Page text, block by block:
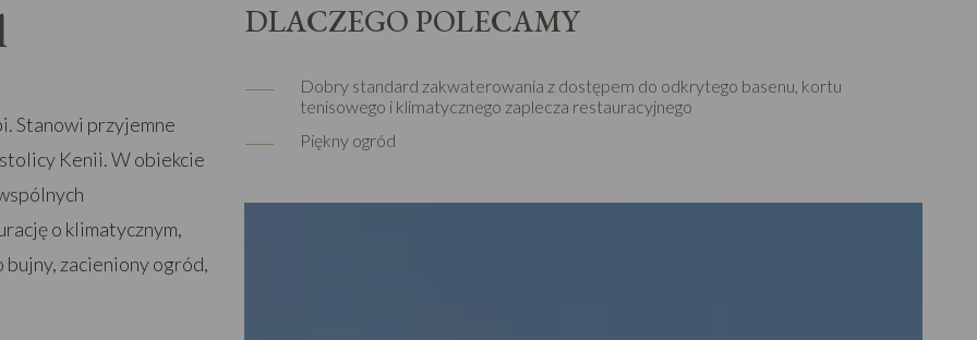
Stanowi przyjemne
Kenii. W obiekcie
o klimatycznym,
zacieniony ogród,
DLACZEGO POLECAMY
Dobry standard zakwaterowania z dostępem do odkrytego basenu, kortu
tenisowego i klimatycznego zaplecza restauracyjnego
Piękny ogród